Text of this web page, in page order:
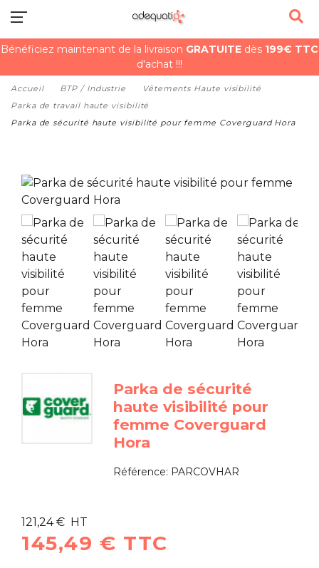
Bénéficiez maintenant de la livraison GRATUITE dès 199€ TTC
d'achat !!!
Accueil BTP / Industrie
Vêtements Haute visibilité
Parka de travail haute visibilité
Parka de sécurité haute visibilité pour femme Coverguard Hora
Parka de sécurité
haute visibilité pour
femme Coverguard
Hora
Référence: PARCOVHAR
121,24 € HT
145,49 € TTC